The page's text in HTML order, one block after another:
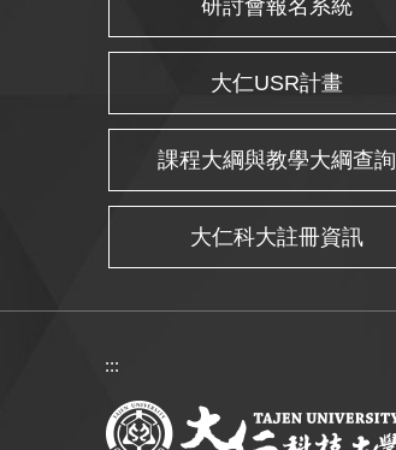
研討會報名系統
大仁USR計畫
課程大綱與教學大綱查詢
大仁科大註冊資訊
:::